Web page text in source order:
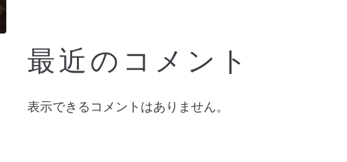
最近のコメント
表示できるコメントはありません。